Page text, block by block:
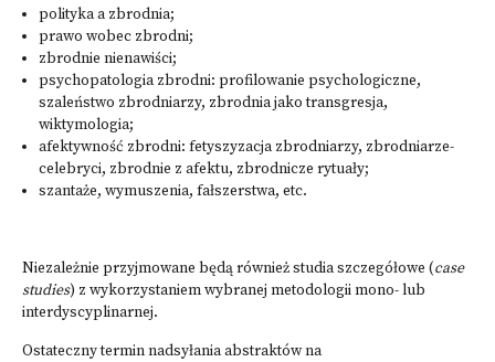
polityka a zbrodnia;
prawo wobec zbrodni;
zbrodnie nienawiści;
psychopatologia zbrodni: profilowanie psychologiczne,
szaleństwo zbrodniarzy, zbrodnia jako transgresja,
wiktymologia;
afektywność zbrodni: fetyszyzacja zbrodniarzy, zbrodniarze-
celebryci, zbrodnie z afektu, zbrodnicze rytuały;
szantaże, wymuszenia, fałszerstwa, etc.
Niezależnie przyjmowane będą również studia szczegółowe (case
studies) z wykorzystaniem wybranej metodologii mono- lub
interdyscyplinarnej.
Ostateczny termin nadsyłania abstraktów na